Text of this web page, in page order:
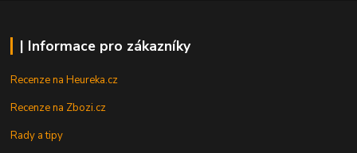
| Informace pro zákazníky
Recenze na Heureka.cz
Recenze na Zbozi.cz
Rady a tipy